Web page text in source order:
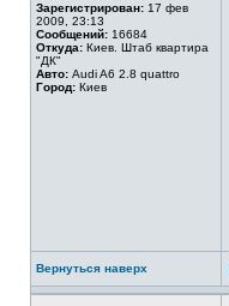
Зарегистрирован: 17 фев
2009, 23:13
Сообщений: 16684
Откуда: Киев. Штаб квартира
"ДК"
Авто: Audi A6 2.8 quattro
Город: Киев
Вернуться наверх